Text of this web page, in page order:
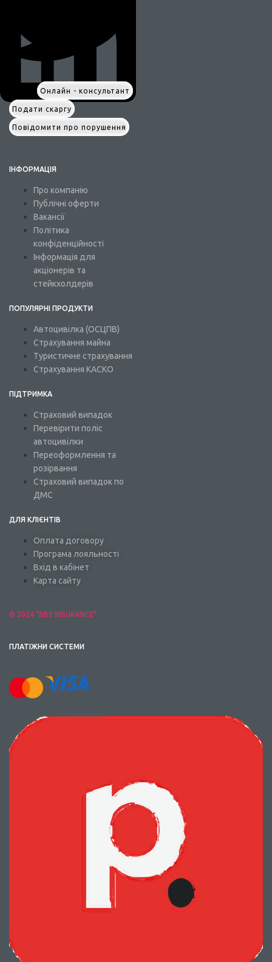
Онлайн - консультант
Подати скаргу
Повідомити про порушення
ІНФОРМАЦІЯ
Про компанію
Публічні оферти
Вакансії
Політика
конфіденційності
Інформація для
акціонерів та
стейкхолдерів
ПОПУЛЯРНІ ПРОДУКТИ
Автоцивілка (ОСЦПВ)
Страхування майна
Туристичне страхування
Страхування КАСКО
ПІДТРИМКА
Страховий випадок
Перевірити поліс
автоцивілки
Переоформлення та
розірвання
Страховий випадок по
ДМС
ДЛЯ КЛІЄНТІВ
Оплата договору
Програма лояльності
Вхід в кабінет
Карта сайту
© 2024 "BBS INSURANCE"
ПЛАТІЖНИ СИСТЕМИ